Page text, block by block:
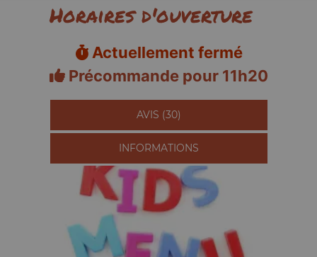
Horaires d'ouverture
Actuellement fermé
Précommande pour 11h20
AVIS (30)
INFORMATIONS